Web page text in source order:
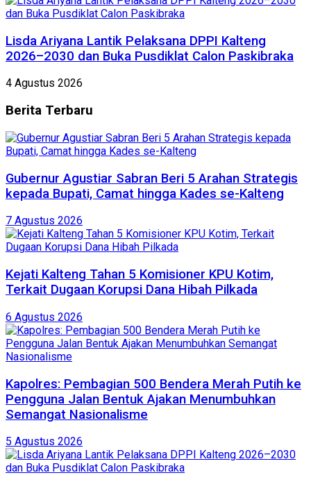
Lisda Ariyana Lantik Pelaksana DPPI Kalteng
2026–2030 dan Buka Pusdiklat Calon Paskibraka
4 Agustus 2026
Berita Terbaru
Gubernur Agustiar Sabran Beri 5 Arahan Strategis
kepada Bupati, Camat hingga Kades se-Kalteng
7 Agustus 2026
Kejati Kalteng Tahan 5 Komisioner KPU Kotim,
Terkait Dugaan Korupsi Dana Hibah Pilkada
6 Agustus 2026
Kapolres: Pembagian 500 Bendera Merah Putih ke
Pengguna Jalan Bentuk Ajakan Menumbuhkan
Semangat Nasionalisme
5 Agustus 2026